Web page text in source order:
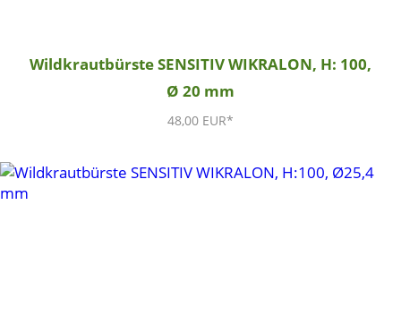
Wildkrautbürste SENSITIV WIKRALON, H: 100,
Ø 20 mm
48,00 EUR*